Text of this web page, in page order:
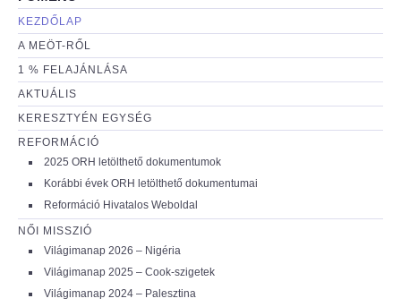
KEZDŐLAP
A MEÖT-RŐL
1 % FELAJÁNLÁSA
AKTUÁLIS
KERESZTYÉN EGYSÉG
REFORMÁCIÓ
2025 ORH letölthető dokumentumok
Korábbi évek ORH letölthető dokumentumai
Reformáció Hivatalos Weboldal
NŐI MISSZIÓ
Világimanap 2026 – Nigéria
Világimanap 2025 – Cook-szigetek
Világimanap 2024 – Palesztina